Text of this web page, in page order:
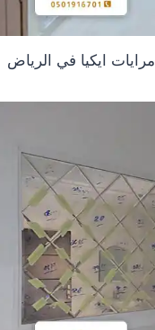
مرايات ايكيا في الرياض